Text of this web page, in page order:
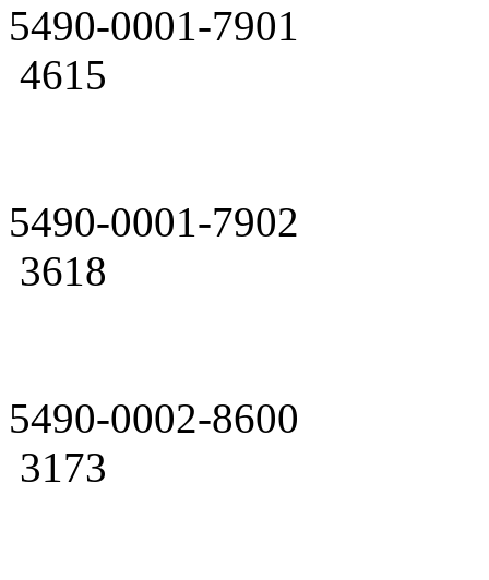
5490-0001-7901
4615
5490-0001-7902
3618
5490-0002-8600
3173